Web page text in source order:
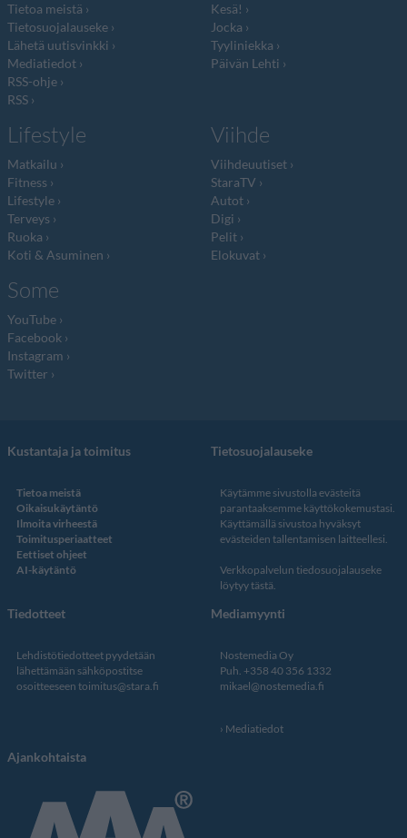
Tietoa meistä
Tietosuojalauseke
Lähetä uutisvinkki
Mediatiedot
RSS-ohje
RSS
Kesä!
Jocka
Tyyliniekka
Päivän Lehti
Lifestyle
Matkailu
Fitness
Lifestyle
Terveys
Ruoka
Koti & Asuminen
Viihde
Viihdeuutiset
StaraTV
Autot
Digi
Pelit
Elokuvat
Some
YouTube
Facebook
Instagram
Twitter
Kustantaja ja toimitus
Tietoa meistä
Oikaisukäytäntö
Ilmoita virheestä
Toimitusperiaatteet
Eettiset ohjeet
AI-käytäntö
Tietosuojalauseke
Käytämme sivustolla evästeitä
parantaaksemme käyttökokemustasi.
Käyttämällä sivustoa hyväksyt
evästeiden tallentamisen laitteellesi.
Verkkopalvelun tiedosuojalauseke
löytyy tästä.
Tiedotteet
Lehdistötiedotteet pyydetään
lähettämään sähköpostitse
osoitteeseen toimitus@stara.fi
Mediamyynti
Nostemedia Oy
Puh. +358 40 356 1332
mikael@nostemedia.fi
Mediatiedot
Ajankohtaista